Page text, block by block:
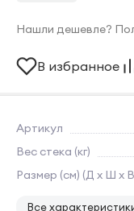
Артикул
Вес стека (кг)
Размер (см) (Д х Ш х
Все
Нашли дешевле?
В избранное